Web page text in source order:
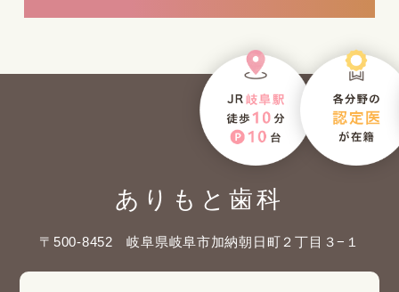
ありもと歯科
〒500-8452 岐阜県岐阜市加納朝日町２丁目３−１